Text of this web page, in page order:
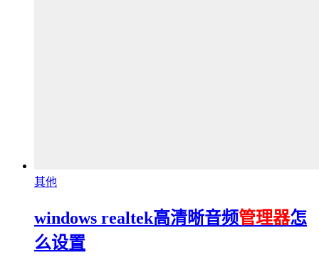
其他
windows realtek高清晰音频管理器怎
么设置